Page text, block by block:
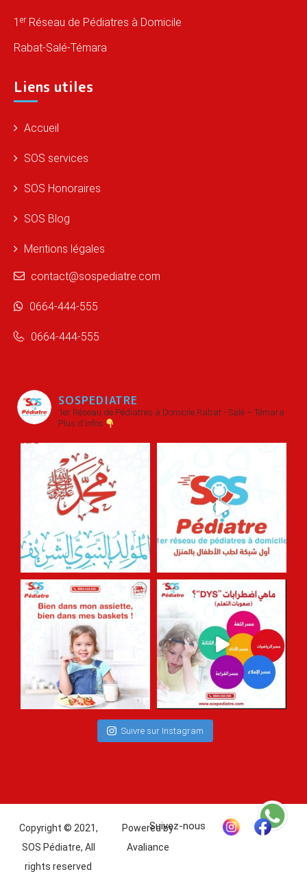
1 er Réseau de Pédiatres à Domicile
Rabat-Salé-Témara
Liens utiles
Accueil
SOS services
SOS Honoraires
SOS Blog
Mentions légales
contact@sospediatre.com
0664-444-555
0664-444-555
SOSPEDIATRE
1er Réseau de Pédiatres à Domicile Rabat - Salé – Témara
Plus d'infos
Suivre sur Instagram
Copyright © 2021,
SOS Pédiatre, All
rights reserved
Powered by
Avaliance